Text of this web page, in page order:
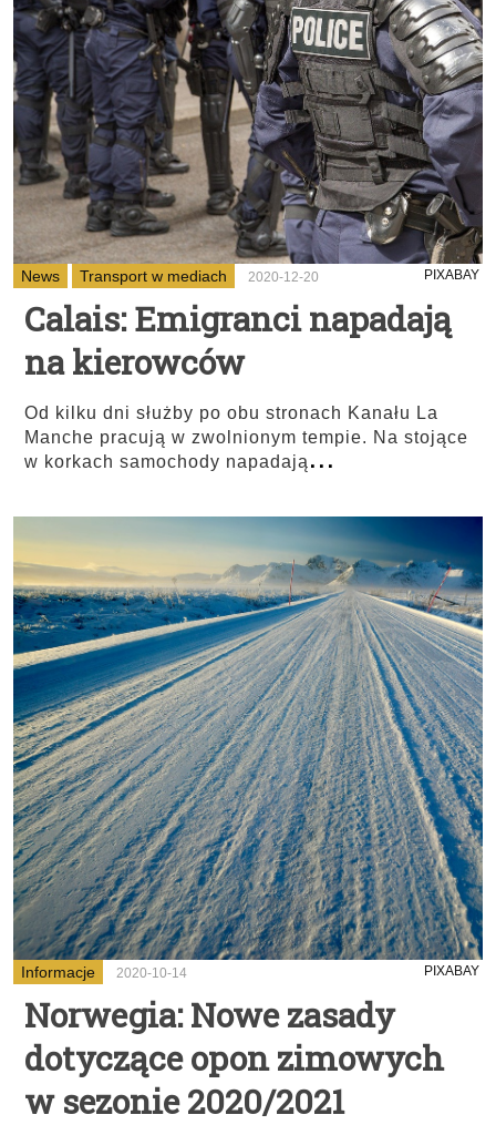
News Transport w mediach 2020-12-20 PIXABAY
Calais: Emigranci napadają
na kierowców
Od kilku dni służby po obu stronach Kanału La
Manche pracują w zwolnionym tempie. Na stojące
w korkach samochody napadają...
Informacje 2020-10-14 PIXABAY
Norwegia: Nowe zasady
dotyczące opon zimowych
w sezonie 2020/2021